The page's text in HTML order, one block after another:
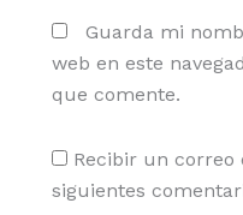
Guarda mi
web en este
que comente.
Recibir un correo
siguientes